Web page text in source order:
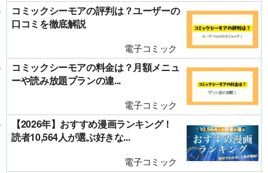
コミックシーモアの評判は？ユーザーの
口コミを徹底解説
電子コミック
コミックシーモアの料金は？月額メニュ
ーや読み放題プランの違...
電子コミック
【2026年】おすすめ漫画ランキング！
読者10,564人が選ぶ好きな...
電子コミック